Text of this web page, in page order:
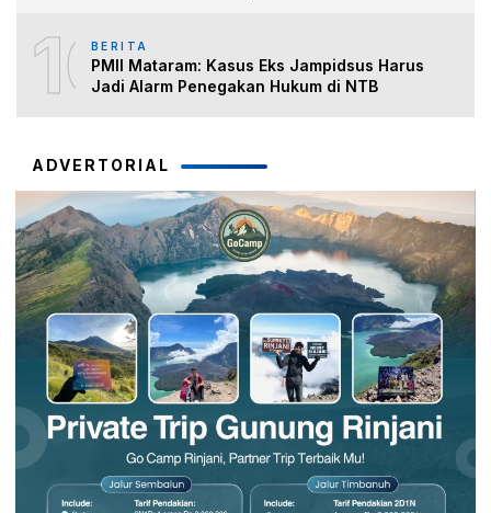
10BERITA
PMII Mataram: Kasus Eks Jampidsus Harus
Jadi Alarm Penegakan Hukum di NTB
ADVERTORIAL